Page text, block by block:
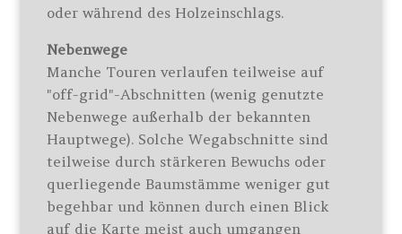
oder während des Holzeinschlags.
Nebenwege
Manche Touren verlaufen teilweise auf
"off-grid"-Abschnitten (wenig genutzte
Nebenwege außerhalb der bekannten
Hauptwege). Solche Wegabschnitte sind
teilweise durch stärkeren Bewuchs oder
querliegende Baumstämme weniger gut
begehbar und können durch einen Blick
auf die Karte meist auch umgangen